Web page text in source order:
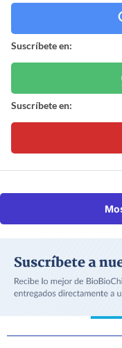
Suscríbete en:
Suscríbete en: